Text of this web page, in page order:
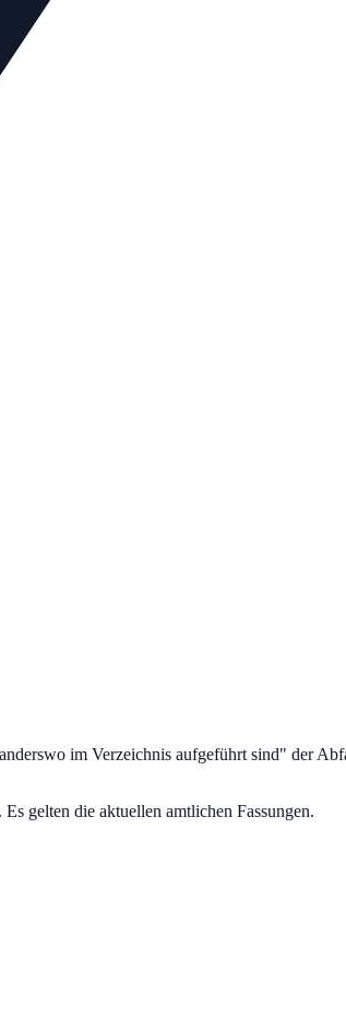
im Verzeichnis aufgeführt sind" der
gelten die aktuellen amtlichen Fassungen.